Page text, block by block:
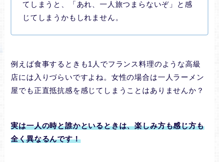
てしまうと、「あれ、一人旅つまらないぞ」と感
じてしまうかもしれません。
例えば食事するときも1人でフランス料理のような高級
店には入りづらいですよね。女性の場合は一人ラーメン
屋でも正直抵抗感を感じてしまうことはありませんか？
実は一人の時と誰かといるときは、楽しみ方も感じ方も
全く異なるんです！